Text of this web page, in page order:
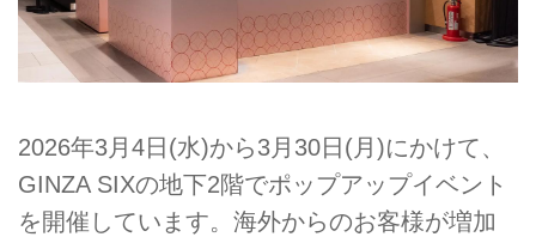
2026年3月4日(水)から3月30日(月)にかけて、
GINZA SIXの地下2階でポップアップイベント
を開催しています。海外からのお客様が増加